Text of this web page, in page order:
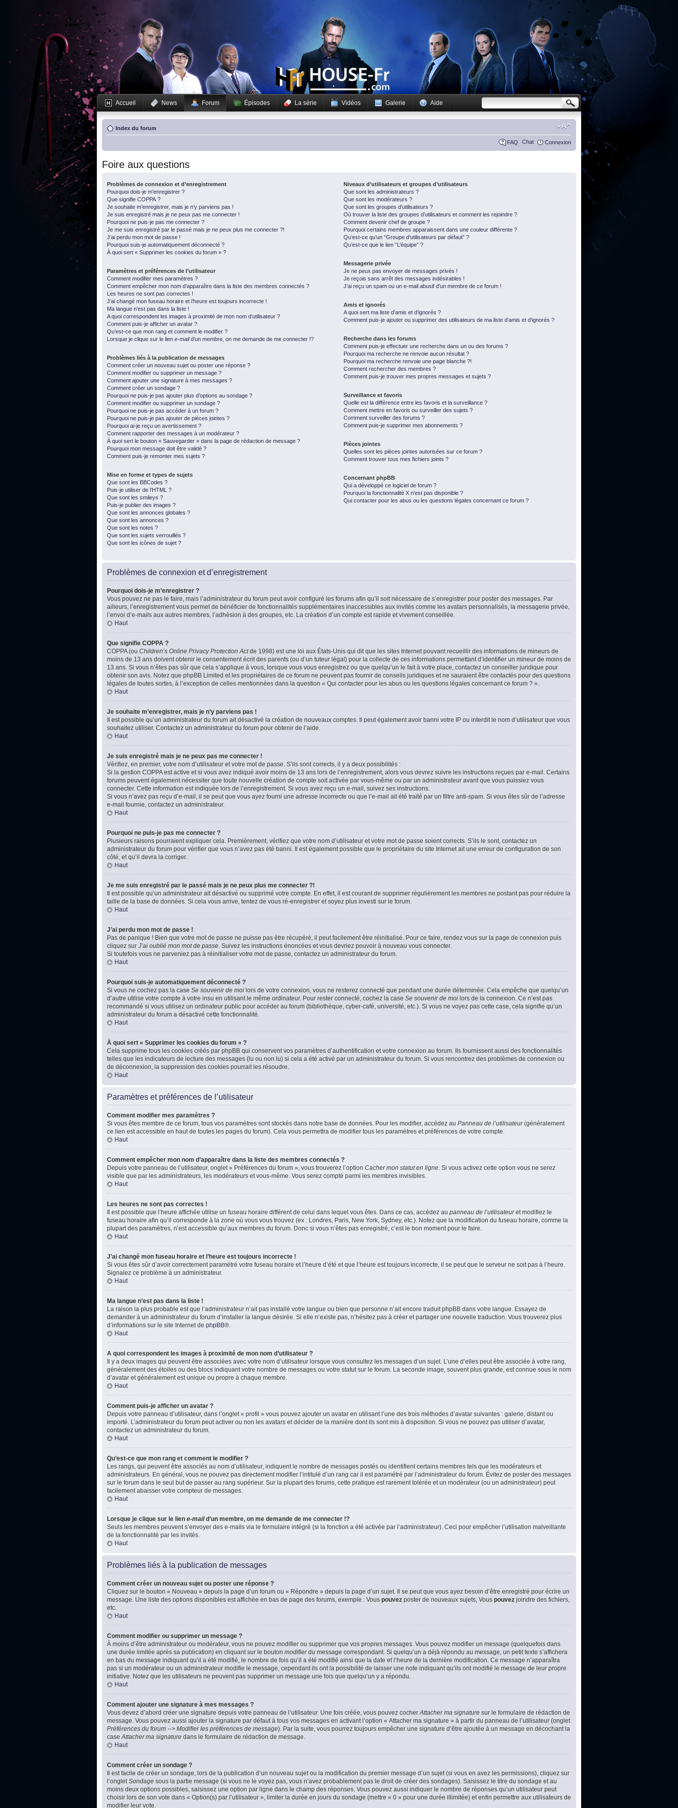
Accueil News Forum Épisodes La série Vidéos Galerie Aide
Index du forum
FAQ Chat Connexion
Foire aux questions
Problèmes de connexion et d’enregistrement
Pourquoi dois-je m’enregistrer ?
Que signifie COPPA ?
Je souhaite m’enregistrer, mais je n’y parviens pas !
Je suis enregistré mais je ne peux pas me connecter !
Pourquoi ne puis-je pas me connecter ?
Je me suis enregistré par le passé mais je ne peux plus me connecter ?!
J’ai perdu mon mot de passe !
Pourquoi suis-je automatiquement déconnecté ?
À quoi sert « Supprimer les cookies du forum » ?
Paramètres et préférences de l’utilisateur
Comment modifier mes paramètres ?
Comment empêcher mon nom d’apparaître dans la liste des membres connectés ?
Les heures ne sont pas correctes !
J’ai changé mon fuseau horaire et l’heure est toujours incorrecte !
Ma langue n’est pas dans la liste !
A quoi correspondent les images à proximité de mon nom d’utilisateur ?
Comment puis-je afficher un avatar ?
Qu’est-ce que mon rang et comment le modifier ?
Lorsque je clique sur le lien e-maild’un membre, on me demande de me connecter !?
Problèmes liés à la publication de messages
Comment créer un nouveau sujet ou poster une réponse ?
Comment modifier ou supprimer un message ?
Comment ajouter une signature à mes messages ?
Comment créer un sondage ?
Pourquoi ne puis-je pas ajouter plus d’options au sondage ?
Comment modifier ou supprimer un sondage ?
Pourquoi ne puis-je pas accéder à un forum ?
Pourquoi ne puis-je pas ajouter de pièces jointes ?
Pourquoi ai-je reçu un avertissement ?
Comment rapporter des messages à un modérateur ?
À quoi sert le bouton « Sauvegarder » dans la page de rédaction de message ?
Pourquoi mon message doit être validé ?
Comment puis-je remonter mes sujets ?
Mise en forme et types de sujets
Que sont les BBCodes ?
Puis-je utiliser de l’HTML ?
Que sont les smileys ?
Puis-je publier des images ?
Que sont les annonces globales ?
Que sont les annonces ?
Que sont les notes ?
Que sont les sujets verrouillés ?
Que sont les icônes de sujet ?
Niveaux d’utilisateurs et groupes d’utilisateurs
Que sont les administrateurs ?
Que sont les modérateurs ?
Que sont les groupes d’utilisateurs ?
Où trouver la liste des groupes d’utilisateurs et comment les rejoindre ?
Comment devenir chef de groupe ?
Pourquoi certains membres apparaissent dans une couleur différente ?
Qu’est-ce qu’un “Groupe d’utilisateurs par défaut” ?
Qu’est-ce que le lien “L’équipe” ?
Messagerie privée
Je ne peux pas envoyer de messages privés !
Je reçois sans arrêt des messages indésirables !
J’ai reçu un spam ou un e-mail abusif d’un membre de ce forum !
Amis et ignorés
A quoi sert ma liste d’amis et d’ignorés ?
Comment puis-je ajouter ou supprimer des utilisateurs de ma liste d’amis et d’ignorés ?
Recherche dans les forums
Comment puis-je effectuer une recherche dans un ou des forums ?
Pourquoi ma recherche ne renvoie aucun résultat ?
Pourquoi ma recherche renvoie une page blanche ?!
Comment rechercher des membres ?
Comment puis-je trouver mes propres messages et sujets ?
Surveillance et favoris
Quelle est la différence entre les favoris et la surveillance ?
Comment mettre en favoris ou surveiller des sujets ?
Comment surveiller des forums ?
Comment puis-je supprimer mes abonnements ?
Pièces jointes
Quelles sont les pièces jointes autorisées sur ce forum ?
Comment trouver tous mes fichiers joints ?
Concernant phpBB
Qui a développé ce logiciel de forum ?
Pourquoi la fonctionnalité X n’est pas disponible ?
Qui contacter pour les abus ou les questions légales concernant ce forum ?
Problèmes de connexion et d’enregistrement
Pourquoi dois-je m’enregistrer ?
Vous pouvez ne pas le faire, mais l’administrateur du forum peut avoir configuré les forums afin qu’il soit nécessaire de s’enregistrer pour poster des messages. Par
ailleurs, l’enregistrement vous permet de bénéficier de fonctionnalités supplémentaires inaccessibles aux invités comme les avatars personnalisés, la messagerie privée,
l’envoi d’e-mails aux autres membres, l’adhésion à des groupes, etc. La création d’un compte est rapide et vivement conseillée.
Haut
Que signifie COPPA ?
COPPA (ou Children’s Online Privacy Protection Actde 1998) est une loi aux États-Unis qui dit que les sites Internet pouvant recueillir des informations de mineurs de
moins de 13 ans doivent obtenir le consentement écrit des parents (ou d’un tuteur légal) pour la collecte de ces informations permettant d’identifier un mineur de moins de
13 ans. Si vous n’êtes pas sûr que cela s’applique à vous, lorsque vous vous enregistrez ou que quelqu’un le fait à votre place, contactez un conseiller juridique pour
obtenir son avis. Notez que phpBB Limited et les propriétaires de ce forum ne peuvent pas fournir de conseils juridiques et ne sauraient être contactés pour des questions
légales de toutes sortes, à l’exception de celles mentionnées dans la question « Qui contacter pour les abus ou les questions légales concernant ce forum ? ».
Haut
Je souhaite m’enregistrer, mais je n’y parviens pas !
Il est possible qu’un administrateur du forum ait désactivé la création de nouveaux comptes. Il peut également avoir banni votre IP ou interdit le nom d’utilisateur que vous
souhaitez utiliser. Contactez un administrateur du forum pour obtenir de l’aide.
Haut
Je suis enregistré mais je ne peux pas me connecter !
Vérifiez, en premier, votre nom d’utilisateur et votre mot de passe. S’ils sont corrects, il y a deux possibilités :
Si la gestion COPPA est active et si vous avez indiqué avoir moins de 13 ans lors de l’enregistrement, alors vous devrez suivre les instructions reçues par e-mail. Certains
forums peuvent également nécessiter que toute nouvelle création de compte soit activée par vous-même ou par un administrateur avant que vous puissiez vous
connecter. Cette information est indiquée lors de l’enregistrement. Si vous avez reçu un e-mail, suivez ses instructions.
Si vous n’avez pas reçu d’e-mail, il se peut que vous ayez fourni une adresse incorrecte ou que l’e-mail ait été traité par un filtre anti-spam. Si vous êtes sûr de l’adresse
e-mail fournie, contactez un administrateur.
Haut
Pourquoi ne puis-je pas me connecter ?
Plusieurs raisons pourraient expliquer cela. Premièrement, vérifiez que votre nom d’utilisateur et votre mot de passe soient corrects. S’ils le sont, contactez un
administrateur du forum pour vérifier que vous n’avez pas été banni. Il est également possible que le propriétaire du site Internet ait une erreur de configuration de son
côté, et qu’il devra la corriger.
Haut
Je me suis enregistré par le passé mais je ne peux plus me connecter ?!
Il est possible qu’un administrateur ait désactivé ou supprimé votre compte. En effet, il est courant de supprimer régulièrement les membres ne postant pas pour réduire la
taille de la base de données. Si cela vous arrive, tentez de vous ré-enregistrer et soyez plus investi sur le forum.
Haut
J’ai perdu mon mot de passe !
Pas de panique ! Bien que votre mot de passe ne puisse pas être récupéré, il peut facilement être réinitialisé. Pour ce faire, rendez vous sur la page de connexion puis
cliquez sur J’ai oublié mon mot de passe. Suivez les instructions énoncées et vous devriez pouvoir à nouveau vous connecter.
Si toutefois vous ne parveniez pas à réinitialiser votre mot de passe, contactez un administrateur du forum.
Haut
Pourquoi suis-je automatiquement déconnecté ?
Si vous ne cochez pas la case Se souvenir de moi lors de votre connexion, vous ne resterez connecté que pendant une durée déterminée. Cela empêche que quelqu’un
d’autre utilise votre compte à votre insu en utilisant le même ordinateur. Pour rester connecté, cochez la case Se souvenir de moi lors de la connexion. Ce n’est pas
recommandé si vous utilisez un ordinateur public pour accéder au forum (bibliothèque, cyber-café, université, etc.). Si vous ne voyez pas cette case, cela signifie qu’un
administrateur du forum a désactivé cette fonctionnalité.
Haut
À quoi sert « Supprimer les cookies du forum » ?
Cela supprime tous les cookies créés par phpBB qui conservent vos paramètres d’authentification et votre connexion au forum. Ils fournissent aussi des fonctionnalités
telles que les indicateurs de lecture des messages (lu ou non lu) si cela a été activé par un administrateur du forum. Si vous rencontrez des problèmes de connexion ou
de déconnexion, la suppression des cookies pourrait les résoudre.
Haut
Paramètres et préférences de l’utilisateur
Comment modifier mes paramètres ?
Si vous êtes membre de ce forum, tous vos paramètres sont stockés dans notre base de données. Pour les modifier, accédez au Panneau de l’utilisateur(généralement
ce lien est accessible en haut de toutes les pages du forum). Cela vous permettra de modifier tous les paramètres et préférences de votre compte.
Haut
Comment empêcher mon nom d’apparaître dans la liste des membres connectés ?
Depuis votre panneau de l’utilisateur, onglet « Préférences du forum », vous trouverez l’option Cacher mon statut en ligne. Si vous activez cette option vous ne serez
visible que par les administrateurs, les modérateurs et vous-même. Vous serez compté parmi les membres invisibles.
Haut
Les heures ne sont pas correctes !
Il est possible que l’heure affichée utilise un fuseau horaire différent de celui dans lequel vous êtes. Dans ce cas, accédez au panneau de l’utilisateuret modifiez le
fuseau horaire afin qu’il corresponde à la zone où vous vous trouvez (ex : Londres, Paris, New York, Sydney, etc.). Notez que la modification du fuseau horaire, comme la
plupart des paramètres, n’est accessible qu’aux membres du forum. Donc si vous n’êtes pas enregistré, c’est le bon moment pour le faire.
Haut
J’ai changé mon fuseau horaire et l’heure est toujours incorrecte !
Si vous êtes sûr d’avoir correctement paramétré votre fuseau horaire et l’heure d’été et que l’heure est toujours incorrecte, il se peut que le serveur ne soit pas à l’heure.
Signalez ce problème à un administrateur.
Haut
Ma langue n’est pas dans la liste !
La raison la plus probable est que l’administrateur n’ait pas installé votre langue ou bien que personne n’ait encore traduit phpBB dans votre langue. Essayez de
demander à un administrateur du forum d’installer la langue désirée. Si elle n’existe pas, n’hésitez pas à créer et partager une nouvelle traduction. Vous trouverez plus
d’informations sur le site Internet de phpBB®.
Haut
A quoi correspondent les images à proximité de mon nom d’utilisateur ?
Il y a deux images qui peuvent être associées avec votre nom d’utilisateur lorsque vous consultez les messages d’un sujet. L’une d’elles peut être associée à votre rang,
généralement des étoiles ou des blocs indiquant votre nombre de messages ou votre statut sur le forum. La seconde image, souvent plus grande, est connue sous le nom
d’avatar et généralement est unique ou propre à chaque membre.
Haut
Comment puis-je afficher un avatar ?
Depuis votre panneau d’utilisateur, dans l’onglet « profil » vous pouvez ajouter un avatar en utilisant l’une des trois méthodes d’avatar suivantes : galerie, distant ou
importé. L’administrateur du forum peut activer ou non les avatars et décider de la manière dont ils sont mis à disposition. Si vous ne pouvez pas utiliser d’avatar,
contactez un administrateur du forum.
Haut
Qu’est-ce que mon rang et comment le modifier ?
Les rangs, qui peuvent être associés au nom d’utilisateur, indiquent le nombre de messages postés ou identifient certains membres tels que les modérateurs et
administrateurs. En général, vous ne pouvez pas directement modifier l’intitulé d’un rang car il est paramétré par l’administrateur du forum. Évitez de poster des messages
sur le forum dans le seul but de passer au rang supérieur. Sur la plupart des forums, cette pratique est rarement tolérée et un modérateur (ou un administrateur) peut
facilement abaisser votre compteur de messages.
Haut
Lorsque je clique sur le lien e-maild’un membre, on me demande de me connecter !?
Seuls les membres peuvent s’envoyer des e-mails via le formulaire intégré (si la fonction a été activée par l’administrateur). Ceci pour empêcher l’utilisation malveillante
de la fonctionnalité par les invités.
Haut
Problèmes liés à la publication de messages
Comment créer un nouveau sujet ou poster une réponse ?
Cliquez sur le bouton « Nouveau » depuis la page d’un forum ou « Répondre » depuis la page d’un sujet. Il se peut que vous ayez besoin d’être enregistré pour écrire un
message. Une liste des options disponibles est affichée en bas de page des forums, exemple : Vous pouvez poster de nouveaux sujets, Vous pouvez joindre des fichiers,
etc.
Haut
Comment modifier ou supprimer un message ?
À moins d’être administrateur ou modérateur, vous ne pouvez modifier ou supprimer que vos propres messages. Vous pouvez modifier un message (quelquefois dans
une durée limitée après sa publication) en cliquant sur le bouton modifierdu message correspondant. Si quelqu’un a déjà répondu au message, un petit texte s’affichera
en bas du message indiquant qu’il a été modifié, le nombre de fois qu’il a été modifié ainsi que la date et l’heure de la dernière modification. Ce message n’apparaîtra
pas si un modérateur ou un administrateur modifie le message, cependant ils ont la possibilité de laisser une note indiquant qu’ils ont modifié le message de leur propre
initiative. Notez que les utilisateurs ne peuvent pas supprimer un message une fois que quelqu’un y a répondu.
Haut
Comment ajouter une signature à mes messages ?
Vous devez d’abord créer une signature depuis votre panneau de l’utilisateur. Une fois créée, vous pouvez cocherAttacher ma signature sur le formulaire de rédaction de
message. Vous pouvez aussi ajouter la signature par défaut à tous vos messages en activant l’option « Attacher ma signature » à partir du panneau de l’utilisateur (onglet
Préférences du forum --> Modifier les préférences de message). Par la suite, vous pourrez toujours empêcher une signature d’être ajoutée à un message en décochant la
caseAttacher ma signature dans le formulaire de rédaction de message.
Haut
Comment créer un sondage ?
Il est facile de créer un sondage, lors de la publication d’un nouveau sujet ou la modification du premier message d’un sujet (si vous en avez les permissions), cliquez sur
l’ongletSondage sous la partie message (si vous ne le voyez pas, vous n’avez probablement pas le droit de créer des sondages). Saisissez le titre du sondage et au
moins deux options possibles, saisissez une option par ligne dans le champ des réponses. Vous pouvez aussi indiquer le nombre de réponses qu’un utilisateur peut
choisir lors de son vote dans « Option(s) par l’utilisateur », limiter la durée en jours du sondage (mettre « 0 » pour une durée illimitée) et enfin permettre aux utilisateurs de
modifier leur vote.